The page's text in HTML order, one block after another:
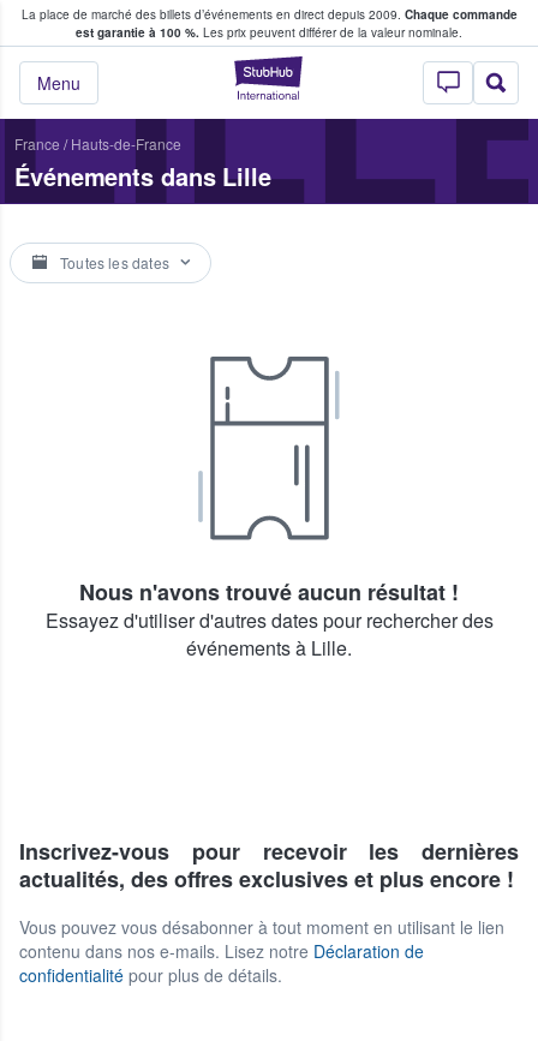
La place de marché des billets d’événements en direct depuis 2009. Chaque commande
est garantie à 100 %. Les prix peuvent différer de la valeur nominale.
StubHub - Où
Menu
fans achètent et vendent des billets
France / Hauts-de-France
Événements dans Lille
Toutes les dates
Nous n'avons trouvé aucun résultat !
Essayez d'utiliser d'autres dates pour rechercher des
événements à Lille.
Inscrivez-vous pour recevoir les dernières
actualités, des offres exclusives et plus encore !
Vous pouvez vous désabonner à tout moment en utilisant le lien
contenu dans nos e-mails. Lisez notre Déclaration de
confidentialité pour plus de détails.